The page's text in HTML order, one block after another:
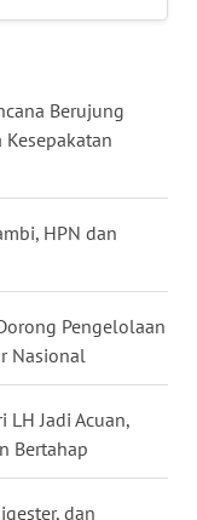
Berujung
Kesepakatan
HPN dan
Pengelolaan
Nasional
LH Jadi Acuan,
Bertahap
dan